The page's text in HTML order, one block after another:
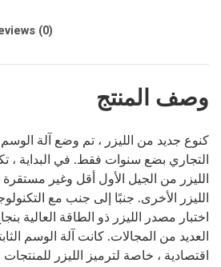
(0)
وصف المنتج
التجاري بضع سنوات فقط. في البداية
الليزر من الجيل الأول أقل وغير
الليزر الأخرى. جنبًا إلى جنب مع
اختبار مصدر الليزر ذو الطاقة العالية
العديد من المجالات. كانت آلة الوسم
اقتصادية ، خاصة لترميز الليزر للمنتجات